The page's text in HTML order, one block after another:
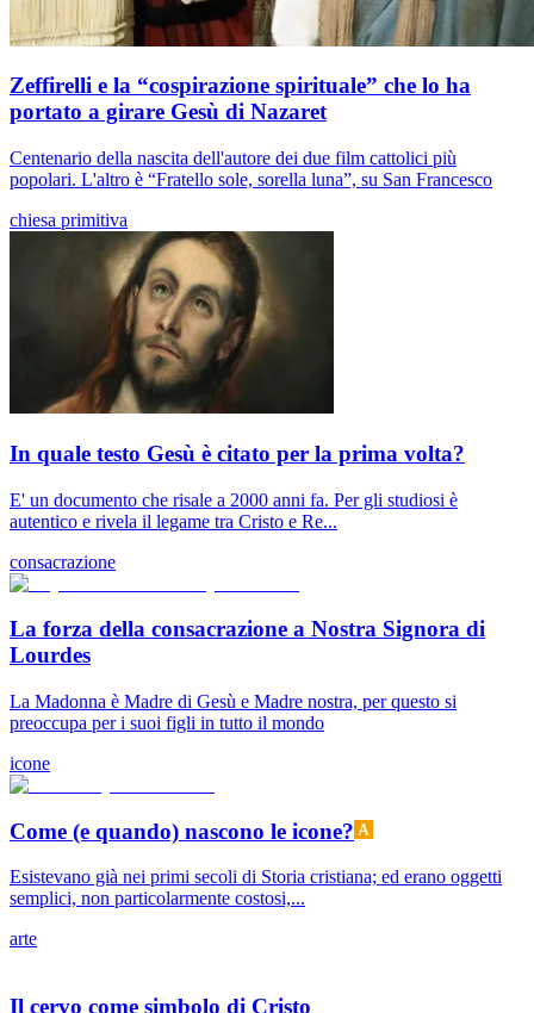
Zeffirelli e la “cospirazione spirituale” che lo ha
portato a girare Gesù di Nazaret
Centenario della nascita dell'autore dei due film cattolici più
popolari. L'altro è “Fratello sole, sorella luna”, su San Francesco
chiesa primitiva
In quale testo Gesù è citato per la prima volta?
E' un documento che risale a 2000 anni fa. Per gli studiosi è
autentico e rivela il legame tra Cristo e Re...
consacrazione
La forza della consacrazione a Nostra Signora di
Lourdes
La Madonna è Madre di Gesù e Madre nostra, per questo si
preoccupa per i suoi figli in tutto il mondo
icone
Come (e quando) nascono le icone?
Esistevano già nei primi secoli di Storia cristiana; ed erano oggetti
semplici, non particolarmente costosi,...
arte
Il cervo come simbolo di Cristo